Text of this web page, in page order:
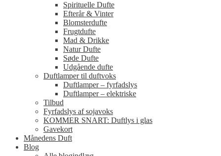
Spirituelle Dufte
Efterår & Vinter
Blomsterdufte
Frugtdufte
Mad & Drikke
Natur Dufte
Søde Dufte
Udgående dufte
Duftlamper til duftvoks
Duftlamper – fyrfadslys
Duftlamper – elektriske
Tilbud
Fyrfadslys af sojavoks
KOMMER SNART: Duftlys i glas
Gavekort
Månedens Duft
Blog